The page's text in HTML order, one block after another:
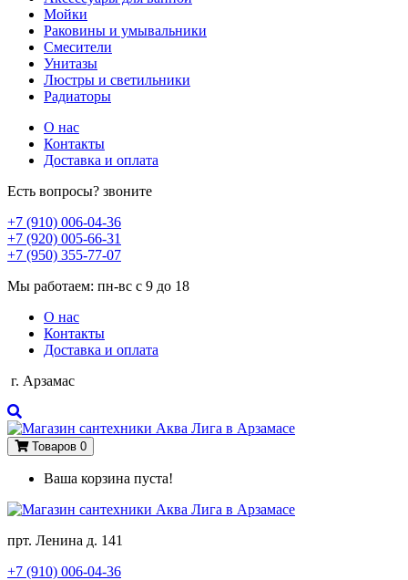
Мойки
Раковины и умывальники
Смесители
Унитазы
Люстры и светильники
Радиаторы
О нас
Контакты
Доставка и оплата
Есть вопросы? звоните
+7 (910) 006-04-36
+7 (920) 005-66-31
+7 (950) 355-77-07
Мы работаем: пн-вс с 9 до 18
О нас
Контакты
Доставка и оплата
г. Арзамас
Товаров 0
Ваша корзина пуста!
прт. Ленина д. 141
+7 (910) 006-04-36